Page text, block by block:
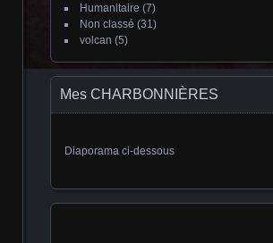
Humanitaire (7)
Non classé (31)
volcan (5)
Mes CHARBONNIÈRES
Diaporama ci-dessous